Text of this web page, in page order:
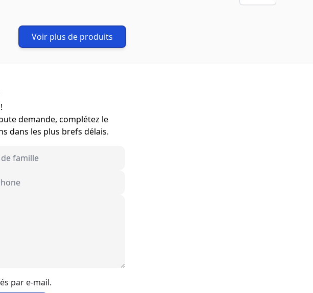
Voir plus de produits
demande, complétez le
dans les plus brefs délais.
par e-mail.